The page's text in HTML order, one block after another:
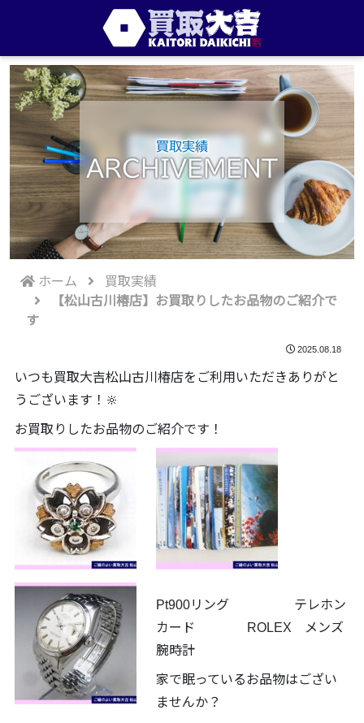
買取実績
ARCHIVEMENT
ホーム
買取実績
【松山古川椿店】お買取りしたお品物のご紹介で
す
2025.08.18
いつも買取大吉松山古川椿店をご利用いただきありがと
うございます！🔆
お買取りしたお品物のご紹介です！
Pt900リング テレホン
カード ROLEX メンズ
腕時計
家で眠っているお品物はござい
ませんか？